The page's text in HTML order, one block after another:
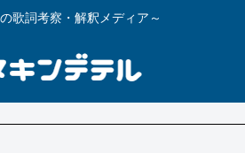
歌詞考察・解釈メディア～